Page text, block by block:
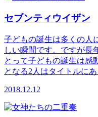
セブンティウイザン
子どもの誕生は多くの人
しい瞬間です。ですが長
とって子どもの誕生は感
となる2人はタイトルに
2018.12.12